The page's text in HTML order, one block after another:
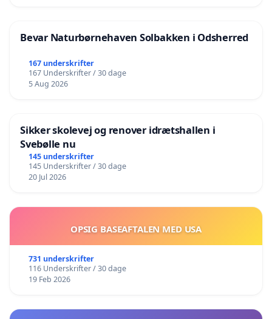
Bevar Naturbørnehaven Solbakken i Odsherred
167 underskrifter
167 Underskrifter / 30 dage
5 Aug 2026
Sikker skolevej og renover idrætshallen i
Svebølle nu
145 underskrifter
145 Underskrifter / 30 dage
20 Jul 2026
OPSIG BASEAFTALEN MED USA
731 underskrifter
116 Underskrifter / 30 dage
19 Feb 2026